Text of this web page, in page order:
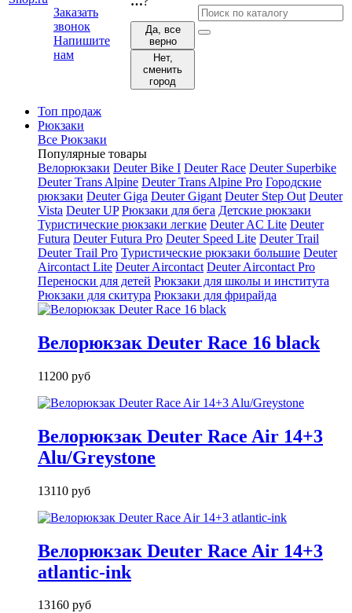
Заказать
звонок
Напишите
нам
Да, все
верно
Нет,
сменить
город
Топ продаж
Рюкзаки
Все Рюкзаки
Популярные товары
Велорюкзаки Deuter Bike I Deuter Race Deuter Superbike
Deuter Trans Alpine Deuter Trans Alpine Pro Городские
рюкзаки Deuter Giga Deuter Gigant Deuter Step Out Deuter
Vista Deuter UP Рюкзаки для бега Детские рюкзаки
Туристические рюкзаки легкие Deuter AС Lite Deuter
Futura Deuter Futura Pro Deuter Speed Lite Deuter Trail
Deuter Trail Pro Туристические рюкзаки большие Deuter
Aircontact Lite Deuter Aircontact Deuter Aircontact Pro
Переноски для детей Рюкзаки для школы и института
Рюкзаки для скитура Рюкзаки для фрирайда
Велорюкзак Deuter Race 16 black
11200 руб
Велорюкзак Deuter Race Air 14+3
Alu/Greystone
13110 руб
Велорюкзак Deuter Race Air 14+3
atlantic-ink
13160 руб